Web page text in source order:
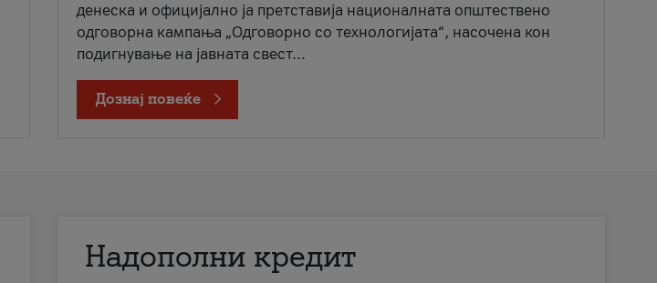
денеска и официјално ја претставија националната општествено
одговорна кампања „Одговорно со технологијата“, насочена кон
подигнување на јавната свест...
Дознај повеќе
Надополни кредит